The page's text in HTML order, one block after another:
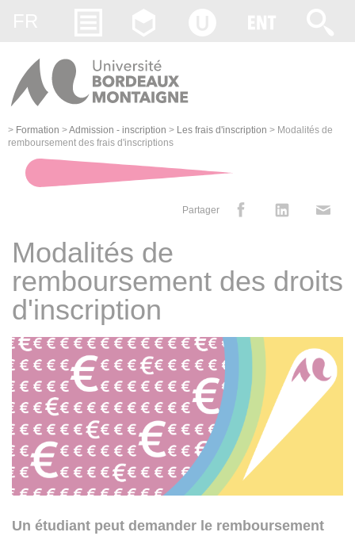
> Formation >Admission - inscription > Les frais d'inscription > Modalités de
remboursement des frais d'inscriptions
Partager
Modalités de
remboursement des droits
d'inscription
Un étudiant peut demander le remboursement